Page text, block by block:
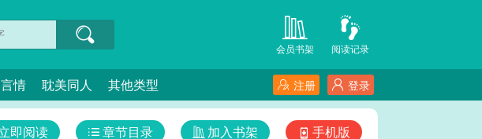
阅读记录
会员书架
情 耽美同人 其他类型 登录
注册
手机版
加入书架
章节目录
即阅读